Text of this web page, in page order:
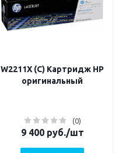
W2211X (C) Картридж HP
оригинальный
(0)
9 400руб./шт